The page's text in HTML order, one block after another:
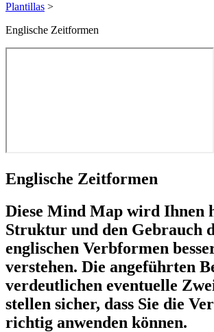
Plantillas >
Englische Zeitformen
Englische Zeitformen
Diese Mind Map wird Ihnen
Struktur und den Gebrauch
englischen Verbformen
verstehen. Die angeführten
verdeutlichen eventuelle
stellen sicher, dass Sie die
richtig anwenden können.